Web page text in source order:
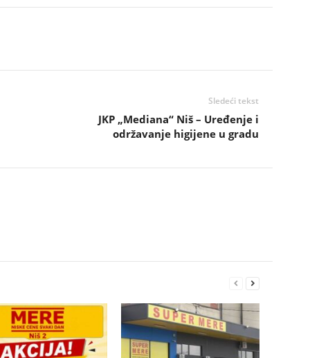
Sledeći tekst
JKP „Mediana“ Niš – Uređenje i
održavanje higijene u gradu